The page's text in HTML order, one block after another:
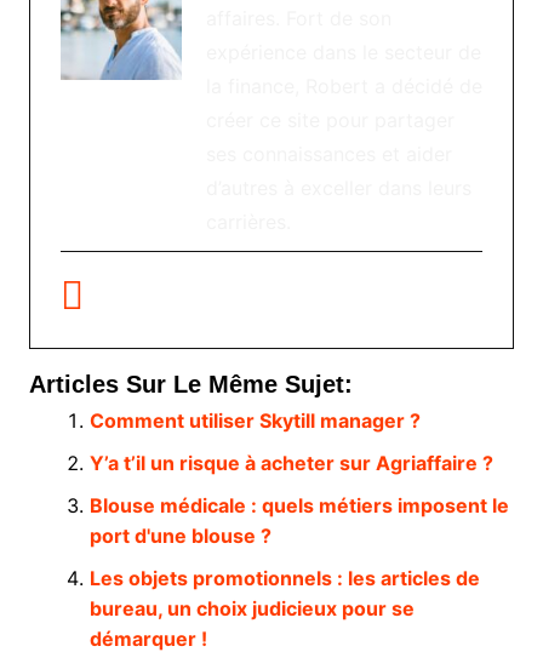
Articles Sur Le Même Sujet:
Comment utiliser Skytill manager ?
Y’a t’il un risque à acheter sur Agriaffaire ?
Blouse médicale : quels métiers imposent le
port d'une blouse ?
Les objets promotionnels : les articles de
bureau, un choix judicieux pour se
démarquer !